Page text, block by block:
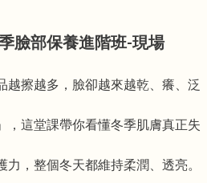
臉部保養進階班-現場
越擦越多，臉卻越來越乾、癢、泛
，這堂課帶你看懂冬季肌膚真正失
，整個冬天都維持柔潤、透亮。